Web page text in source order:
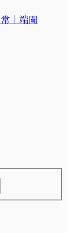
｜端聞